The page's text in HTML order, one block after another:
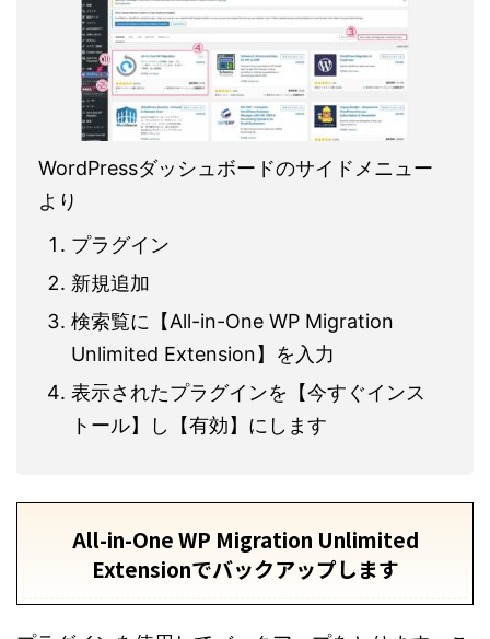
WordPressダッシュボードのサイドメニュー
より
プラグイン
新規追加
検索覧に【All-in-One WP Migration
Unlimited Extension】を入力
表示されたプラグインを【今すぐインス
トール】し【有効】にします
All-in-One WP Migration Unlimited
Extensionでバックアップします